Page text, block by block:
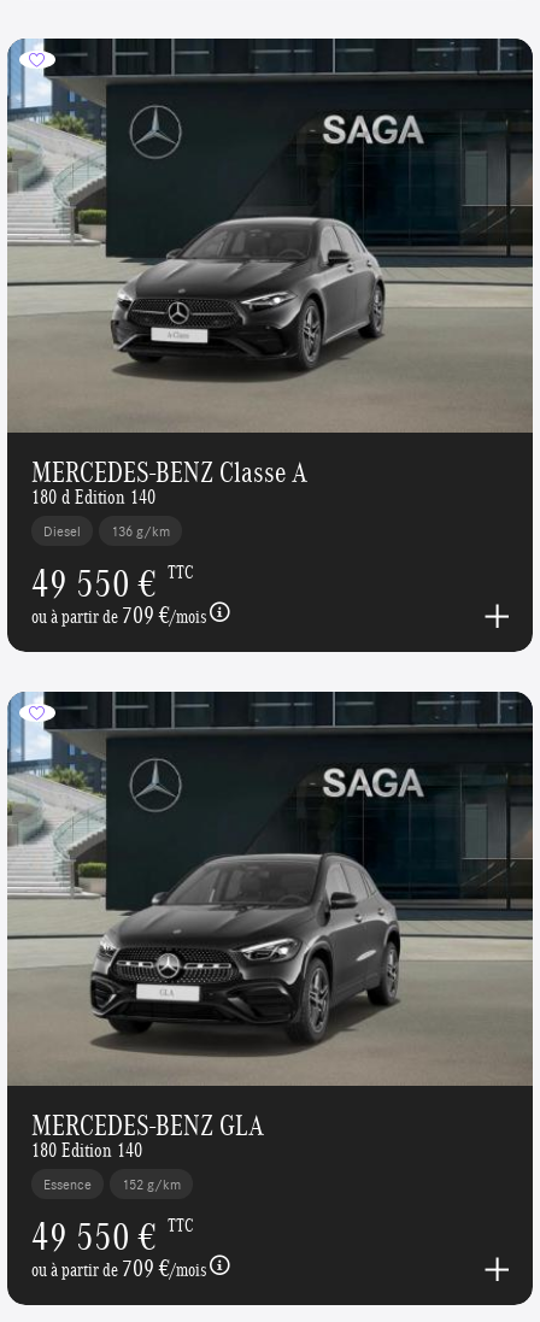
MERCEDES-BENZ Classe A
180 d Edition 140
Diesel 136 g/km
49 550 € TTC
ou à partir de709 €/mois
MERCEDES-BENZ GLA
180 Edition 140
Essence 152 g/km
49 550 € TTC
ou à partir de709 €/mois